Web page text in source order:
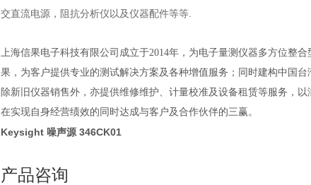
交直流电源，阻抗分析仪以及仪器配件等等.
上海信果电子科技有限公司成立于2014年，为电子量测仪器多方位整
果，为客户提供专业的测试解决方案及各种增值服务；同时建构中国
除新旧仪器销售外，亦提供维修维护、计量校准及设备租赁等服务，
在实现自身经营绩效的同时达成与客户及合作伙伴的三赢。
Keysight 噪声源 346CK01
产品咨询